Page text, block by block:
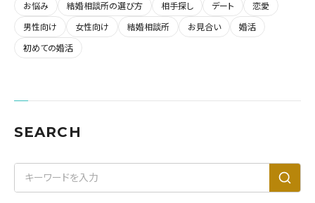
お悩み
結婚相談所の選び方 相手探し デート
恋愛
男性向け
女性向け 結婚相談所 お見合い
婚活
初めての婚活
SEARCH